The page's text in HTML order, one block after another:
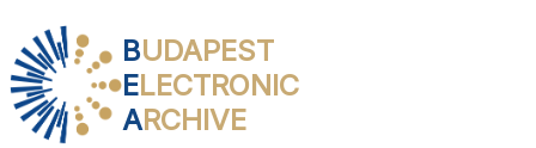
BUDAPEST
ELECTRONIC
ARCHIVE